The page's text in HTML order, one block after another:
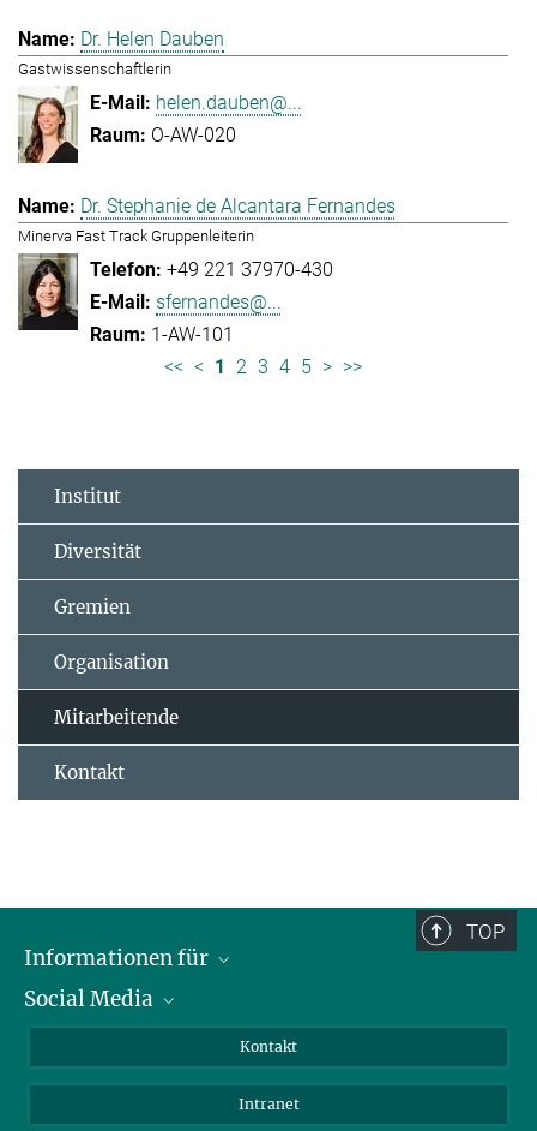
Dr. Helen Dauben
Gastwissenschaftlerin
helen.dauben@...
O-AW-020
Dr. Stephanie de Alcantara Fernandes
Minerva Fast Track Gruppenleiterin
+49 221 37970-430
sfernandes@...
1-AW-101
<< < 1 2 3 4 5 > >>
Institut
Diversität
Gremien
Organisation
Mitarbeitende
Kontakt
TOP
Informationen für
Bewerbende
Journalist:innen
Social Media
Bluesky
YouTube
Kontakt
Intranet